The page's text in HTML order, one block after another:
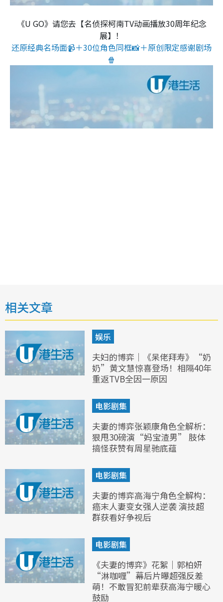
《U GO》请您去【名侦探柯南TV动画播放30周年纪念
展】！
还原经典名场面📹＋30位角色同框📸＋原创限定感谢剧场
🍿
相关文章
娱乐
夫妇的博弈｜《呆佬拜寿》“奶
奶”黄文慧惊喜登场！相隔40年
重返TVB全因一原因
电影剧集
夫妻的博弈张颖康角色全解析：
狠甩30磅演“妈宝渣男” 肢体
搞怪获赞有周星驰底蕴
电影剧集
夫妻的博弈高海宁角色全解构：
癌末人妻变女强人逆袭 演技超
群获看好争视后
电影剧集
《夫妻的博弈》花絮｜郭柏妍
“淋咖喱”幕后片曝超强反差
萌！不敢冒犯前辈获高海宁暖心
鼓励